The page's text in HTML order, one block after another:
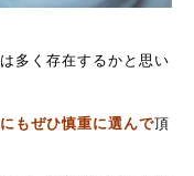
多く存在するかと思い
もぜひ慎重に選んで頂